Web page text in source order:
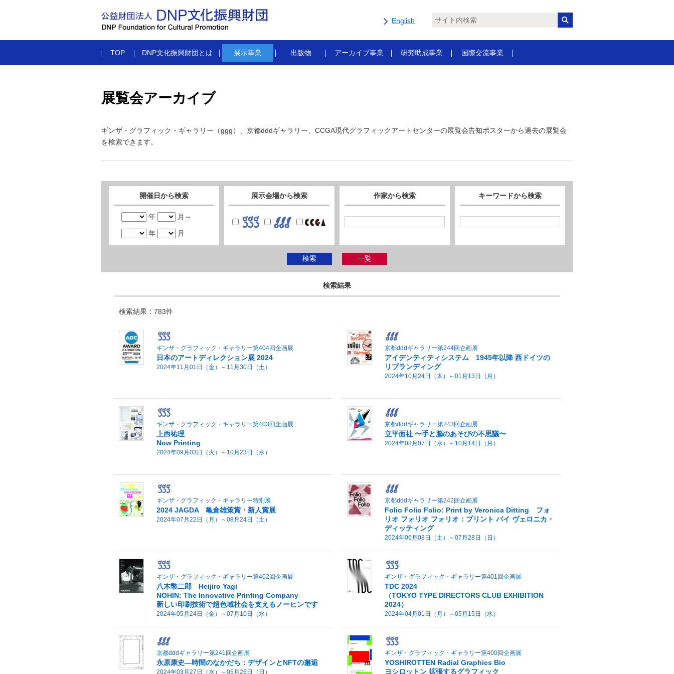
English
TOP DNP文化振興財団とは 展示事業 出版物 アーカイブ事業 研究助成事業 国際交流事業
展覧会アーカイブ
ギンザ・グラフィック・ギャラリー（ggg）、京都dddギャラリー、CCGA現代グラフィックアートセンターの展覧会告知ポスターから過去の展覧会
を検索できます。
開催日から検索
年 月～
年 月
展示会場から検索 作家から検索 キーワードから検索
検索 一覧
検索結果
検索結果：783件
ギンザ・グラフィック・ギャラリー第404回企画展
日本のアートディレクション展 2024
2024年11月01日（金）～11月30日（土）
京都dddギャラリー第244回企画展
アイデンティティシステム 1945年以降 西ドイツの
リブランディング
2024年10月24日（木）～01月13日（月）
ギンザ・グラフィック・ギャラリー第403回企画展
上西祐理
Now Printing
2024年09月03日（火）～10月23日（水）
京都dddギャラリー第243回企画展
立平面社 〜手と脳のあそびの不思議〜
2024年08月07日（水）～10月14日（月）
ギンザ・グラフィック・ギャラリー特別展
2024 JAGDA 亀倉雄策賞・新人賞展
2024年07月22日（月）～08月24日（土）
京都dddギャラリー第242回企画展
Folio Folio Folio: Print by Veronica Ditting フォ
リオ フォリオ フォリオ：プリント バイ ヴェロニカ・
ディッティング
2024年06月08日（土）～07月28日（日）
ギンザ・グラフィック・ギャラリー第402回企画展
八木幣二郎 Heijiro Yagi
NOHIN: The Innovative Printing Company
新しい印刷技術で超色域社会を支えるノーヒンです
2024年05月24日（金）～07月10日（水）
ギンザ・グラフィック・ギャラリー第401回企画展
TDC 2024
（TOKYO TYPE DIRECTORS CLUB EXHIBITION
2024）
2024年04月01日（月）～05月15日（水）
京都dddギャラリー第241回企画展
永原康史—時間のなかだち：デザインとNFTの邂逅
2024年03月27日（水）～05月26日（日）
ギンザ・グラフィック・ギャラリー第400回企画展
YOSHIROTTEN Radial Graphics Bio
ヨシロットン 拡張するグラフィック